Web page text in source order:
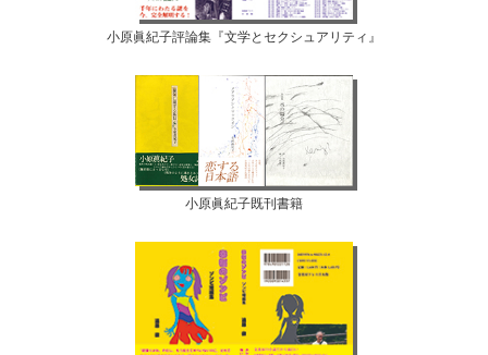
小原眞紀子評論集『文学とセクシュアリティ』
小原眞紀子既刊書籍